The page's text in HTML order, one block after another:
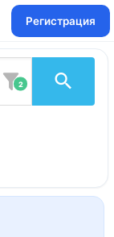
Регистрация
2